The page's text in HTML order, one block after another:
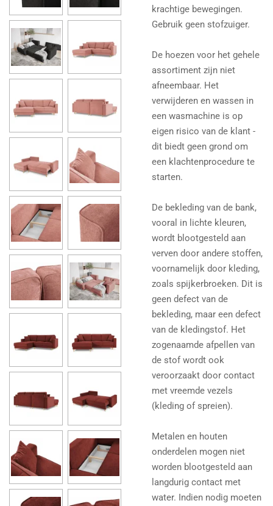
krachtige bewegingen.
Gebruik geen stofzuiger.
De hoezen voor het gehele
assortiment zijn niet
afneembaar. Het
verwijderen en wassen in
een wasmachine is op
eigen risico van de klant -
dit biedt geen grond om
een ​​klachtenprocedure te
starten.
De bekleding van de bank,
vooral in lichte kleuren,
wordt blootgesteld aan
verven door andere stoffen,
voornamelijk door kleding,
zoals spijkerbroeken. Dit is
geen defect van de
bekleding, maar een defect
van de kledingstof. Het
zogenaamde afpellen van
de stof wordt ook
veroorzaakt door contact
met vreemde vezels
(kleding of spreien).
Metalen en houten
onderdelen mogen niet
worden blootgesteld aan
langdurig contact met
water. Indien nodig moeten